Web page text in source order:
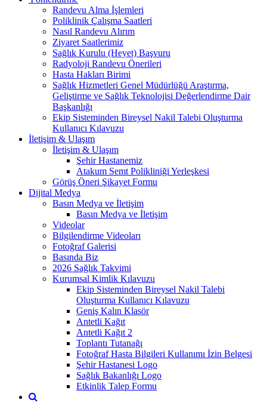
Randevu Alma İşlemleri
Poliklinik Çalışma Saatleri
Nasıl Randevu Alırım
Ziyaret Saatlerimiz
Sağlık Kurulu (Heyet) Başvuru
Radyoloji Randevu Önerileri
Hasta Hakları Birimi
Sağlık Hizmetleri Genel Müdürlüğü Araştırma,
Geliştirme ve Sağlık Teknolojisi Değerlendirme Dair
Başkanlığı
Ekip Sisteminden Bireysel Nakil Talebi Oluşturma
Kullanıcı Kılavuzu
İletişim & Ulaşım
İletişim & Ulaşım
Şehir Hastanemiz
Atakum Semt Polikliniği Yerleşkesi
Görüş Öneri Şikayet Formu
Dijital Medya
Basın Medya ve İletişim
Basın Medya ve İletişim
Videolar
Bilgilendirme Videoları
Fotoğraf Galerisi
Basında Biz
2026 Sağlık Takvimi
Kurumsal Kimlik Kılavuzu
Ekip Sisteminden Bireysel Nakil Talebi
Oluşturma Kullanıcı Kılavuzu
Geniş Kalın Klasör
Antetli Kağıt
Antetli Kağıt 2
Toplantı Tutanağı
Fotoğraf Hasta Bilgileri Kullanımı İzin Belgesi
Şehir Hastanesi Logo
Sağlık Bakanlığı Logo
Etkinlik Talep Formu